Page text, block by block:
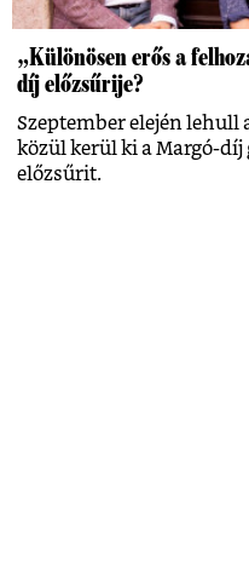
„Különösen erős a
díj előzsűrije?
Szeptember elején lehull
közül kerül ki a Margó-
előzsűrit.